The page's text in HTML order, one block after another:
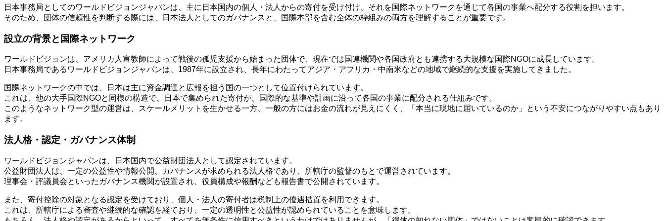
日本事務局としてのワールドビジョンジャパンは、主に日本国内の個人・法人からの寄付を受け付け、それを国際ネットワークを通じて各国の事業へ配分する役割を担います。
そのため、団体の信頼性を判断する際には、日本法人としてのガバナンスと、国際本部を含む全体の枠組みの両方を理解することが重要です。
設立の背景と国際ネットワーク
ワールドビジョンは、アメリカ人宣教師によって戦後の孤児支援から始まった団体で、現在では国連機関や各国政府とも連携する大規模な国際NGOに成長しています。
日本事務局であるワールドビジョンジャパンは、1987年に設立され、長年にわたってアジア・アフリカ・中南米などの地域で継続的な支援を実施してきました。
国際ネットワークの中では、日本は主に資金調達と広報を担う国の一つとして位置付けられています。
これは、他の大手国際NGOと同様の構造で、日本で集められた寄付が、国際的な基準や計画に沿って各国の事業に配分される仕組みです。
このようなネットワーク型の運営は、スケールメリットを生かせる一方、一般の方にはお金の流れが見えにくく、「本当に現地に届いているのか」という不安につながりやすい点もあり
ます。
法人格・認定・ガバナンス体制
ワールドビジョンジャパンは、日本国内で公益財団法人として認定されています。
公益財団法人は、一定の公益性や情報公開、ガバナンスが求められる法人格であり、所轄庁の監督のもとで運営されています。
理事会・評議員会といったガバナンス機関が設置され、役員構成や報酬なども報告書で公開されています。
また、寄付控除の対象となる認定を受けており、個人・法人の寄付者は税制上の優遇措置を利用できます。
これは、所轄庁による審査や継続的な確認を経ており、一定の透明性と公益性が認められていることを意味します。